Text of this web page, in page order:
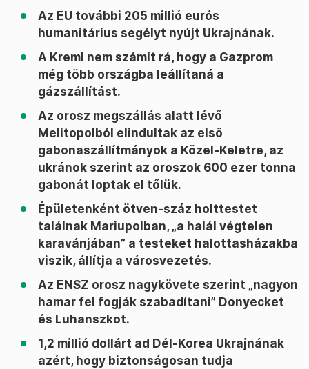
Az EU további 205 millió eurós
humanitárius segélyt nyújt Ukrajnának.
A Kreml nem számít rá, hogy a Gazprom
még több országba leállítaná a
gázszállítást.
Az orosz megszállás alatt lévő
Melitopolból elindultak az első
gabonaszállítmányok a Közel-Keletre, az
ukránok szerint az oroszok 600 ezer tonna
gabonát loptak el tőlük.
Épületenként ötven-száz holttestet
találnak Mariupolban, „a halál végtelen
karavánjában” a testeket halottasházakba
viszik, állítja a városvezetés.
Az ENSZ orosz nagykövete szerint „nagyon
hamar fel fogják szabadítani” Donyecket
és Luhanszkot.
1,2 millió dollárt ad Dél-Korea Ukrajnának
azért, hogy biztonságosan tudja